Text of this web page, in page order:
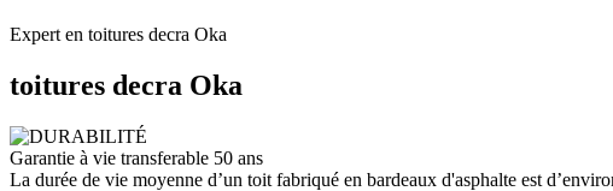
Expert en toitures decra Oka
toitures decra Oka
Garantie à vie transferable 50 ans
La durée de vie moyenne d’un toit fabriqué en bardeaux d'asphalte est